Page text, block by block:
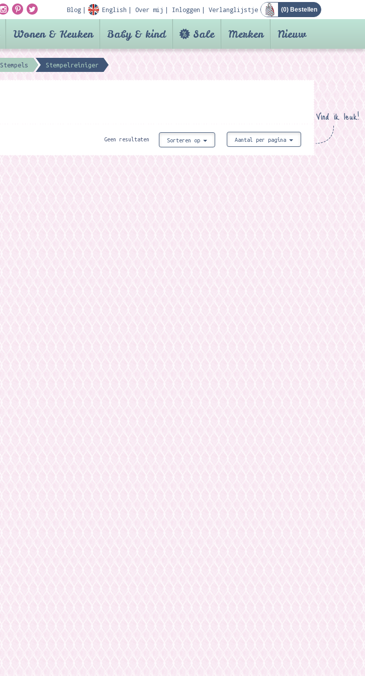
Blog English Over mij Inloggen Verlanglijstje (0) Bestellen
Wonen & Keuken Baby & kind Sale Merken Nieuw
Stempels Stempelreiniger
Vind ik leuk!
Geen resultaten Sorteren op Aantal per pagina